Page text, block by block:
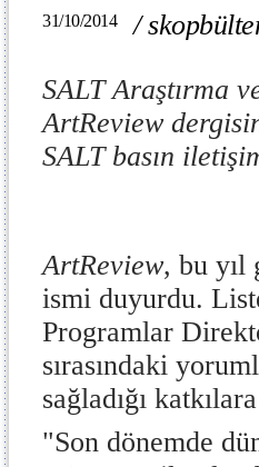
31/10/2014 /
SALT Araştırma
ArtReview
SALT basın
ArtReview, bu yıl
ismi duyurdu.
Programlar
sırasındaki
sağladığı
"Son dönemde